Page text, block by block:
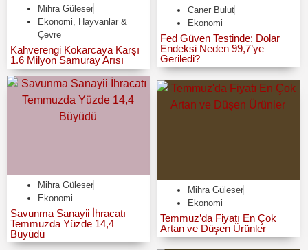
Mihra Güleser
Ekonomi
Hayvanlar &
Çevre
Kahverengi Kokarcaya Karşı
1.6 Milyon Samuray Arısı
Caner Bulut
Ekonomi
Fed Güven Testinde: Dolar
Endeksi Neden 99,7’ye
Geriledi?
Mihra Güleser
Ekonomi
Savunma Sanayii İhracatı
Temmuzda Yüzde 14,4
Büyüdü
Mihra Güleser
Ekonomi
Temmuz’da Fiyatı En Çok
Artan ve Düşen Ürünler